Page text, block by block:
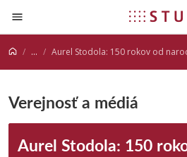
Prejsť na obsah
... Aurel Stodola: 150 rokov od
Verejnosť a médiá
Aurel Stodola: 150